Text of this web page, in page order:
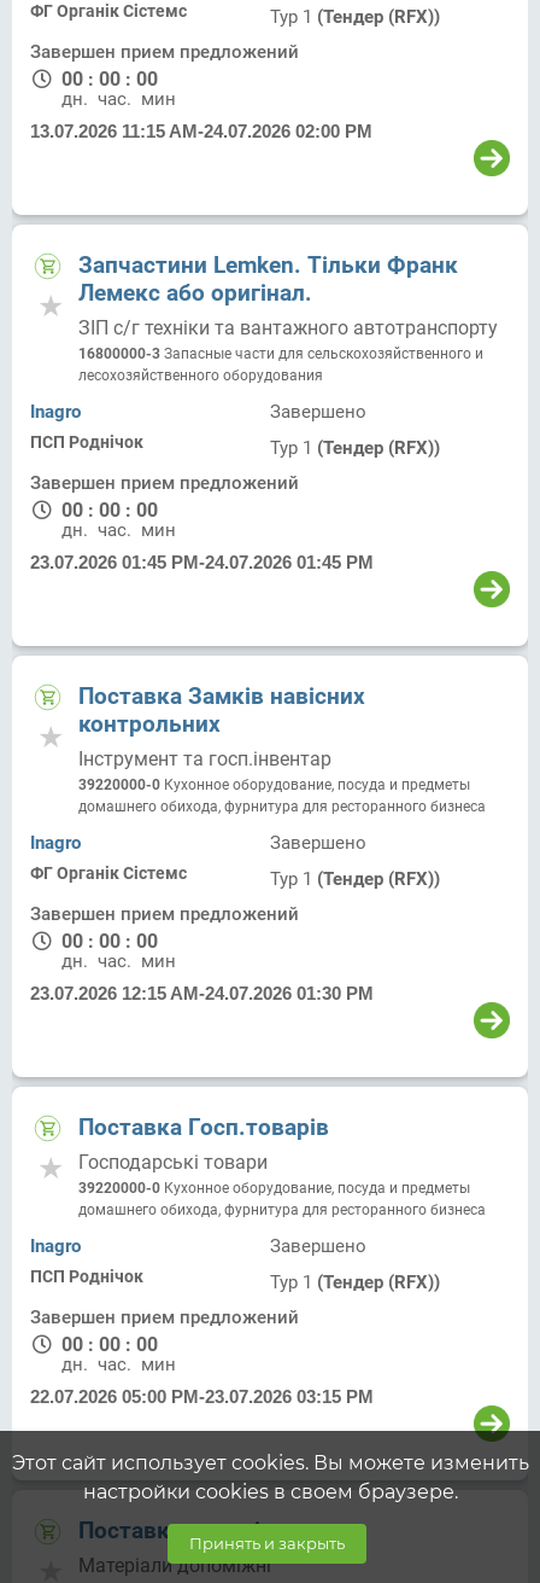
ФГ Органік Сістемс
Тур 1 (Тендер (RFX))
Завершен прием предложений
00 : 00 : 00
дн. час. мин.
13.07.2026 11:15 AM-24.07.2026 02:00 PM
Запчастини Lemken. Тільки Франк
Лемекс або оригінал.
ЗІП с/г техніки та вантажного автотранспорту
16800000-3 Запасные части для сельскохозяйственного и
лесохозяйственного оборудования
Inagro
ПСП Роднічок
Завершено
Тур 1 (Тендер (RFX))
Завершен прием предложений
00 : 00 : 00
дн. час. мин.
23.07.2026 01:45 PM-24.07.2026 01:45 PM
Поставка Замків навісних
контрольних
Інструмент та госп.інвентар
39220000-0 Кухонное оборудование, посуда и предметы
домашнего обихода, фурнитура для ресторанного бизнеса
Inagro
ФГ Органік Сістемс
Завершено
Тур 1 (Тендер (RFX))
Завершен прием предложений
00 : 00 : 00
дн. час. мин.
23.07.2026 12:15 AM-24.07.2026 01:30 PM
Поставка Госп.товарів
Господарські товари
39220000-0 Кухонное оборудование, посуда и предметы
домашнего обихода, фурнитура для ресторанного бизнеса
Inagro
ПСП Роднічок
Завершено
Тур 1 (Тендер (RFX))
Завершен прием предложений
00 : 00 : 00
дн. час. мин.
22.07.2026 05:00 PM-23.07.2026 03:15 PM
Поставка хомутів
Матеріали допоміжні
Этот сайт использует cookies. Вы можете изменить
настройки cookies в своем браузере.
Принять и закрыть